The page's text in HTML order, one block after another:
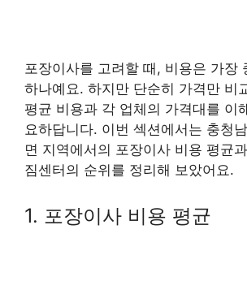
포장이사를 고려할 때, 비용은 가장
하나예요. 하지만 단순히 가격만 비
평균 비용과 각 업체의 가격대를 이
요하답니다. 이번 섹션에서는 충청
면 지역에서의 포장이사 비용 평균
짐센터의 순위를 정리해 보았어요.
1. 포장이사 비용 평균